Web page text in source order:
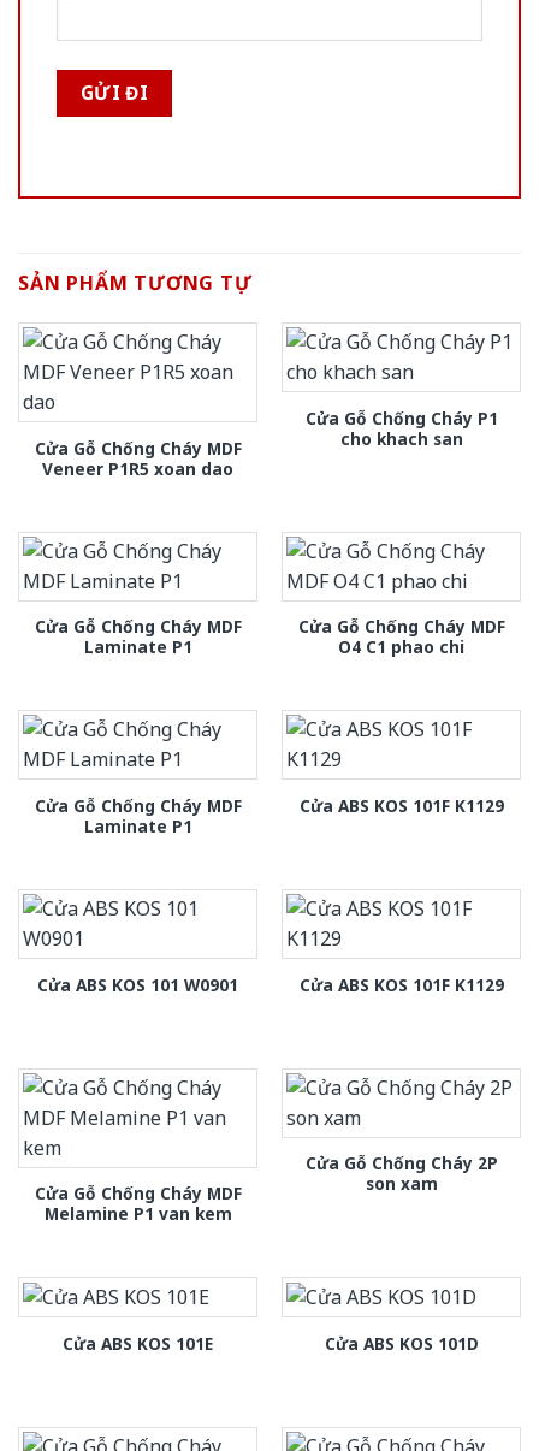
SẢN PHẨM TƯƠNG TỰ
Cửa Gỗ Chống Cháy MDF
Veneer P1R5 xoan dao
Cửa Gỗ Chống Cháy P1
cho khach san
Cửa Gỗ Chống Cháy MDF
Laminate P1
Cửa Gỗ Chống Cháy MDF
O4 C1 phao chi
Cửa Gỗ Chống Cháy MDF
Laminate P1
Cửa ABS KOS 101F K1129
Cửa ABS KOS 101 W0901 Cửa ABS KOS 101F K1129
Cửa Gỗ Chống Cháy MDF
Melamine P1 van kem
Cửa Gỗ Chống Cháy 2P
son xam
Cửa ABS KOS 101E Cửa ABS KOS 101D